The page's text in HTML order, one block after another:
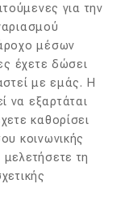
για την
μέσων
έχετε δώσει
με εμάς. Η
να εξαρτάται
καθορίσει
κοινωνικής
τη